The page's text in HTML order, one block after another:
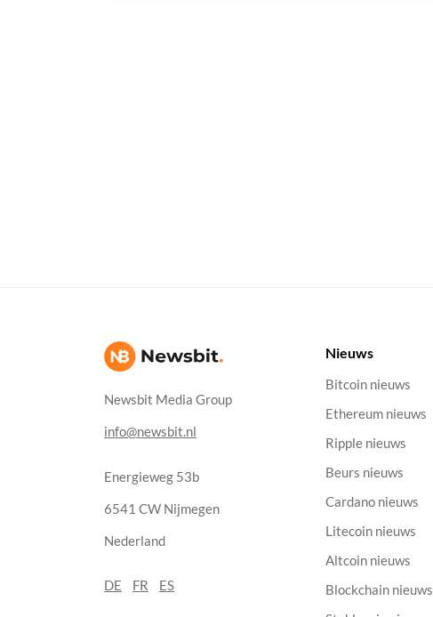
Newsbit Media Group
info@newsbit.nl
Energieweg 53b
6541 CW Nijmegen
Nederland
DE FR ES
Nieuws
Bitcoin nieuws
Ethereum nieuws
Ripple nieuws
Beurs nieuws
Cardano nieuws
Litecoin nieuws
Altcoin nieuws
Blockchain nieuws